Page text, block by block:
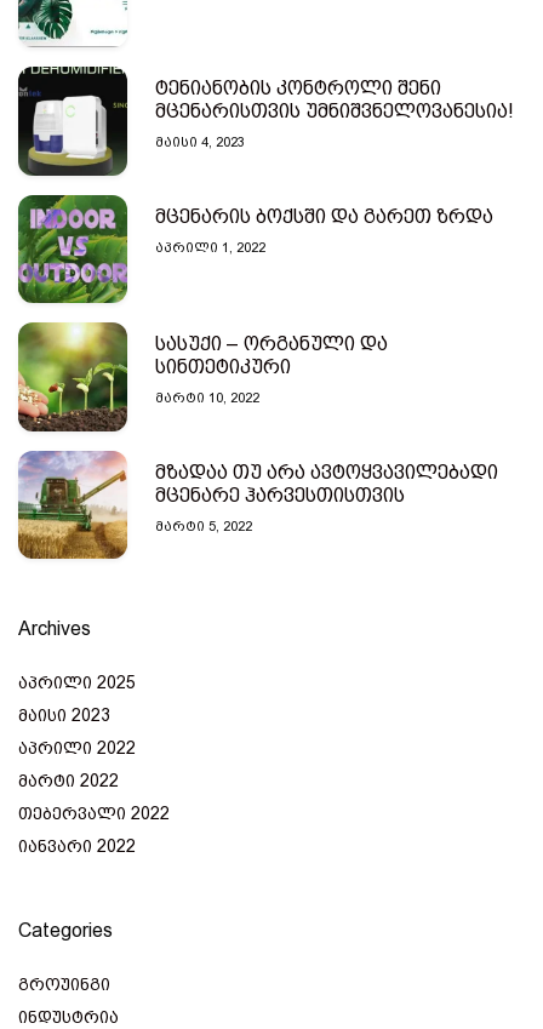
ტენიანობის კონტროლი შენი
მცენარისთვის უმნიშვნელოვანესია!
ᲛᲐᲘᲡᲘ 4, 2023
მცენარის ბოქსში და გარეთ ზრდა
ᲐᲞᲠᲘᲚᲘ 1, 2022
სასუქი – ორგანული და
სინთეტიკური
ᲛᲐᲠᲢᲘ 10, 2022
მზადაა თუ არა ავტოყვავილებადი
მცენარე ჰარვესთისთვის
ᲛᲐᲠᲢᲘ 5, 2022
Archives
აპრილი 2025
მაისი 2023
აპრილი 2022
მარტი 2022
თებერვალი 2022
იანვარი 2022
Categories
გროუინგი
ინდუსტრია